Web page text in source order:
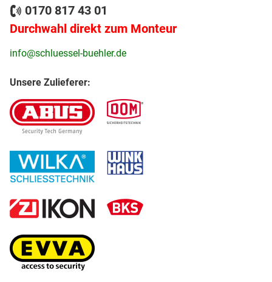
0170 817 43 01
Durchwahl direkt zum Monteur
info@schluessel-buehler.de
Unsere Zulieferer: